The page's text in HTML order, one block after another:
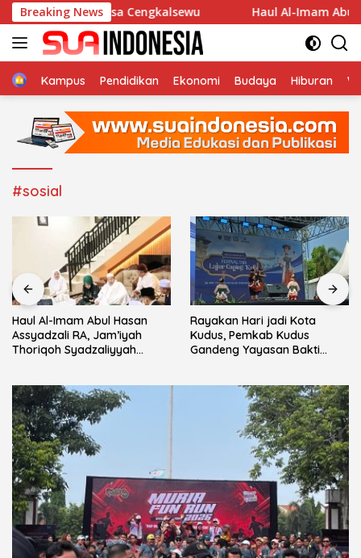
Langsung
ke
konten
Breaking News
An-Nur Desa Cengkalsewu Haul Al-Imam Abul
HomeKampus Pendidikan Ekonomi Budaya Hiburan
#sosial
Haul Al-Imam Abul Hasan
Assyadzali RA, Jam’iyah
Thoriqoh Syadzaliyyah
Rayakan Hari jadi Kota
Kudus, Pemkab Kudus
Gandeng Yayasan Bakti